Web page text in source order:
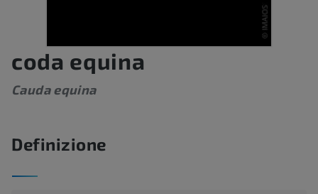
coda equina
Cauda equina
Definizione